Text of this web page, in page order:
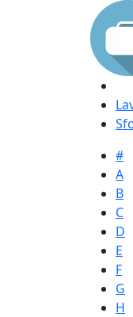
#
A
B
C
D
E
F
G
H